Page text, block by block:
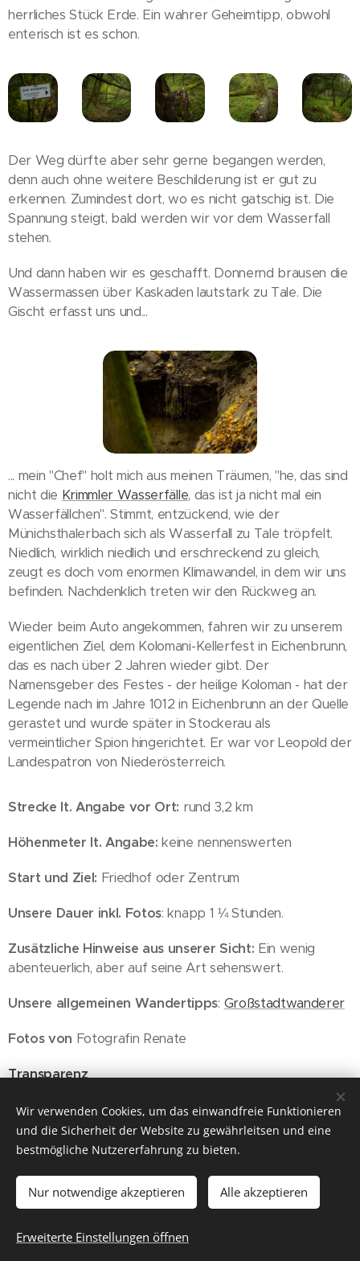
herrliches Stück Erde. Ein wahrer Geheimtipp, obwohl
enterisch ist es schon.
Der Weg dürfte aber sehr gerne begangen werden,
denn auch ohne weitere Beschilderung ist er gut zu
erkennen. Zumindest dort, wo es nicht gatschig ist. Die
Spannung steigt, bald werden wir vor dem Wasserfall
stehen.
Und dann haben wir es geschafft. Donnernd brausen die
Wassermassen über Kaskaden lautstark zu Tale. Die
Gischt erfasst uns und...
... mein "Chef" holt mich aus meinen Träumen, "he, das sind
nicht die Krimmler Wasserfälle, das ist ja nicht mal ein
Wasserfällchen". Stimmt, entzückend, wie der
Münichsthalerbach sich als Wasserfall zu Tale tröpfelt.
Niedlich, wirklich niedlich und erschreckend zu gleich,
zeugt es doch vom enormen Klimawandel, in dem wir uns
befinden. Nachdenklich treten wir den Rückweg an.
Wieder beim Auto angekommen, fahren wir zu unserem
eigentlichen Ziel, dem Kolomani-Kellerfest in Eichenbrunn,
das es nach über 2 Jahren wieder gibt. Der
Namensgeber des Festes - der heilige Koloman - hat der
Legende nach im Jahre 1012 in Eichenbrunn an der Quelle
gerastet und wurde später in Stockerau als
vermeintlicher Spion hingerichtet. Er war vor Leopold der
Landespatron von Niederösterreich.
Strecke lt. Angabe vor Ort: rund 3,2 km
Höhenmeter lt. Angabe: keine nennenswerten
Start und Ziel: Friedhof oder Zentrum
Unsere Dauer inkl. Fotos: knapp 1 ¼ Stunden.
Zusätzliche Hinweise aus unserer Sicht: Ein wenig
abenteuerlich, aber auf seine Art sehenswert.
Unsere allgemeinen Wandertipps: Großstadtwanderer
Fotos von Fotografin Renate
Transparenz
Wien, 15.10.2022
© 2026 ich will wieder raus
Cookies
Wir verwenden Cookies, um das einwandfreie Funktionieren
und die Sicherheit der Website zu gewährleitsen und eine
bestmögliche Nutzererfahrung zu bieten.
Nur notwendige akzeptieren Alle akzeptieren
Erweiterte Einstellungen öffnen